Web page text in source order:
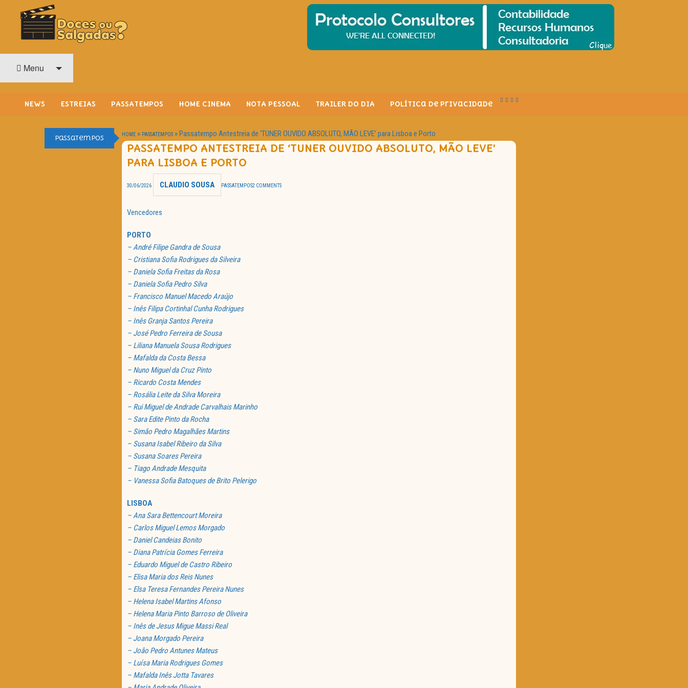
O Cinema? Uma Paixão!!
Menu
NEWS ESTREIAS PASSATEMPOS HOME CINEMA NOTA PESSOAL TRAILER DO DIA Política de Privacidade
Passatempos HOME » PASSATEMPOS »Passatempo Antestreia de ‘TUNER OUVIDO ABSOLUTO, MÃO LEVE’ para Lisboa e Porto
PASSATEMPO ANTESTREIA DE ‘TUNER OUVIDO ABSOLUTO, MÃO LEVE’
PARA LISBOA E PORTO
30/06/2026 CLAUDIO SOUSA PASSATEMPOS2 COMMENTS
Vencedores
PORTO
– André Filipe Gandra de Sousa
– Cristiana Sofia Rodrigues da Silveira
– Daniela Sofia Freitas da Rosa
– Daniela Sofia Pedro Silva
– Francisco Manuel Macedo Araújo
– Inês Filipa Cortinhal Cunha Rodrigues
– Inês Granja Santos Pereira
– José Pedro Ferreira de Sousa
– Liliana Manuela Sousa Rodrigues
– Mafalda da Costa Bessa
– Nuno Miguel da Cruz Pinto
– Ricardo Costa Mendes
– Rosália Leite da Silva Moreira
– Rui Miguel de Andrade Carvalhais Marinho
– Sara Edite Pinto da Rocha
– Simão Pedro Magalhães Martins
– Susana Isabel Ribeiro da Silva
– Susana Soares Pereira
– Tiago Andrade Mesquita
– Vanessa Sofia Batoques de Brito Pelerigo
LISBOA
– Ana Sara Bettencourt Moreira
– Carlos Miguel Lemos Morgado
– Daniel Candeias Bonito
– Diana Patrícia Gomes Ferreira
– Eduardo Miguel de Castro Ribeiro
– Elisa Maria dos Reis Nunes
– Elsa Teresa Fernandes Pereira Nunes
– Helena Isabel Martins Afonso
– Helena Maria Pinto Barroso de Oliveira
– Inês de Jesus Migue Massi Real
– Joana Morgado Pereira
– João Pedro Antunes Mateus
– Luísa Maria Rodrigues Gomes
– Mafalda Inês Jotta Tavares